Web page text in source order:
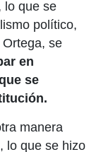
lo que se
político,
se
en
se
manera
lo que se hizo